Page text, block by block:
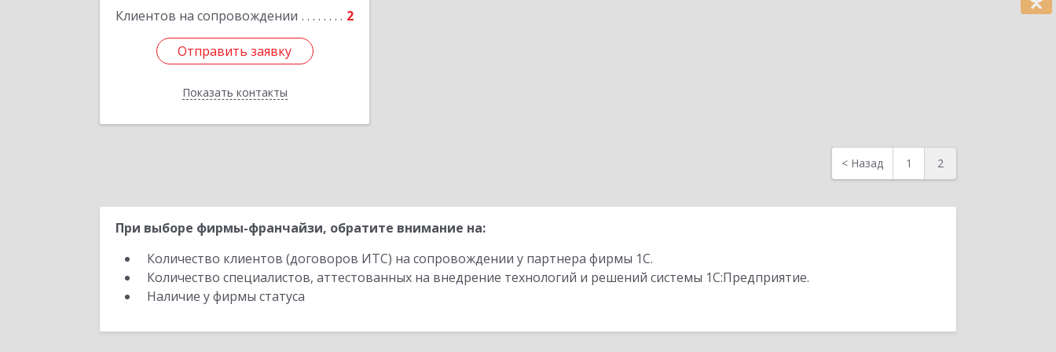
Клиентов на сопровождении 2
Отправить заявку
Показать контакты
Подробнее
Отправить заявку
Назад
< Назад 1 2
При выборе фирмы-франчайзи, обратите внимание на:
Количество клиентов (договоров ИТС) на сопровождении у партнера фирмы 1С.
Количество специалистов, аттестованных на внедрение технологий и решений системы 1С:Предприятие.
Наличие у фирмы статуса